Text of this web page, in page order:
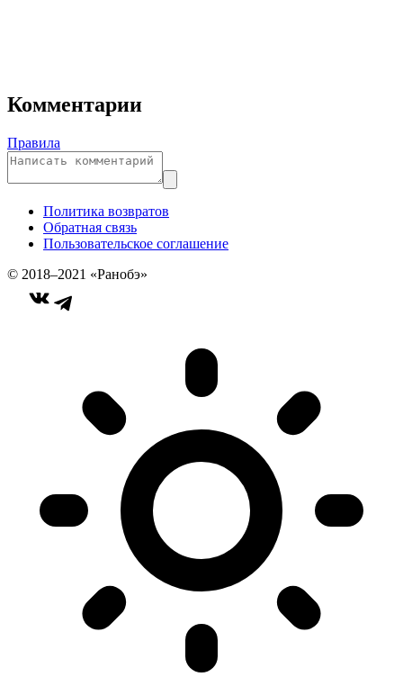
Комментарии
Правила
Политика возвратов
Обратная связь
Пользовательское соглашение
© 2018–2021 «Ранобэ»